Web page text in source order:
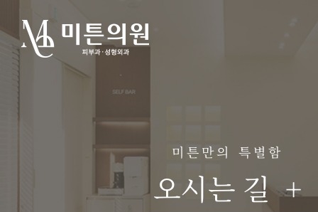
미튼만의 특별함
오시는 길+